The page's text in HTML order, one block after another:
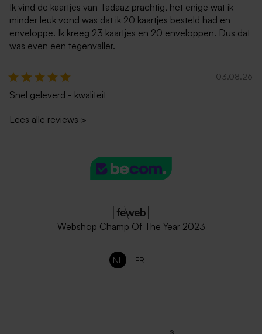
Ik vind de kaartjes van Tadaaz prachtig, het enige wat ik
minder leuk vond was dat ik 20 kaartjes besteld had en
enveloppe. Ik kreeg 23 kaartjes en 20 enveloppen. Dus dat
was even een tegenvaller.
03.08.26
Snel geleverd - kwaliteit
Lees alle reviews >
Webshop Champ Of The Year 2023
NL FR